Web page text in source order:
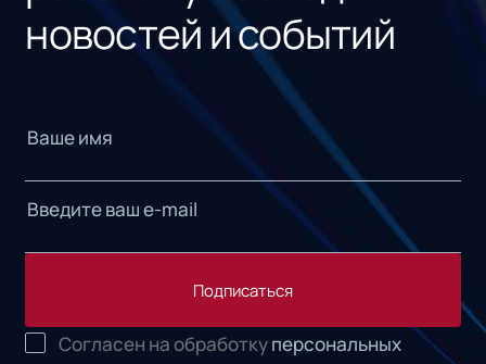
новостей и событий
Подписаться
Согласен на обработкуперсональных